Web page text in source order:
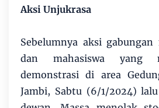
Aksi Unjukrasa
Sebelumnya aksi gabungan
dan mahasiswa yang
demonstrasi di area
Jambi, Sabtu (6/1/2024)